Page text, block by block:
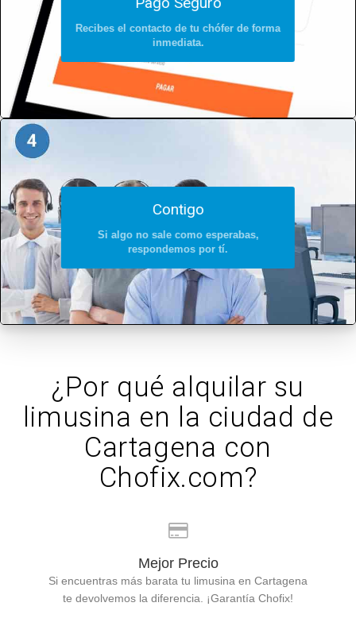
Recibes el contacto de tu chófer de forma
inmediata.
Contigo
Si algo no sale como esperabas,
respondemos por tí.
¿Por qué alquilar su
limusina en la ciudad de
Cartagena con
Chofix.com?
Mejor Precio
Si encuentras más barata tu limusina en Cartagena
te devolvemos la diferencia. ¡Garantía Chofix!